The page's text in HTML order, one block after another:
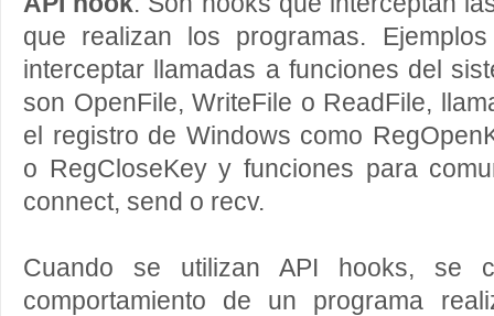
que realizan los programas.
interceptar llamadas a funciones del
son OpenFile, WriteFile o ReadFile,
el registro de Windows como
o RegCloseKey y funciones para
connect, send o recv.
Cuando se utilizan API hooks, se
comportamiento de un programa